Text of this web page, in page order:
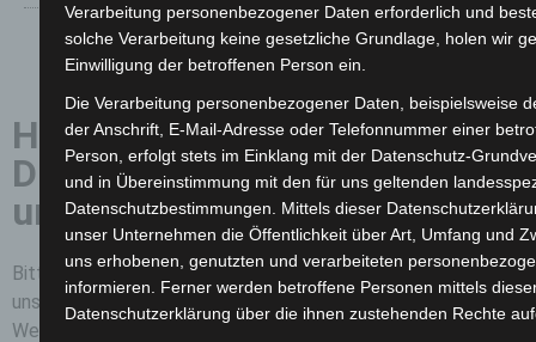
Herzlich willkommen beim
Druck-Kultur Kundenlager
und Fulfillment-Portal!
Bitte beachten Sie, dass unser Online-Service exklusiv für
unsere registrierten Bestandskunden zur Verfügung steht.
Wenn Sie bereits ein Lager-Kunde bei uns sind, können Sie
Verarbeitung personenbezogener Daten erforderlich und
solche Verarbeitung keine gesetzliche Grundlage, holen wir
Einwilligung der betroffenen Person ein.
Die Verarbeitung personenbezogener Daten, beispielsweise
der Anschrift, E-Mail-Adresse oder Telefonnummer einer
Person, erfolgt stets im Einklang mit der Datenschutz-
und in Übereinstimmung mit den für uns geltenden
Datenschutzbestimmungen. Mittels dieser
unser Unternehmen die Öffentlichkeit über Art, Umfang und
uns erhobenen, genutzten und verarbeiteten
informieren. Ferner werden betroffene Personen mittels
Datenschutzerklärung über die ihnen zustehenden Rechte